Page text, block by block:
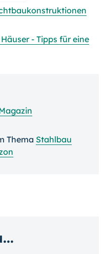
- Tipps für eine
Thema Stahlbau